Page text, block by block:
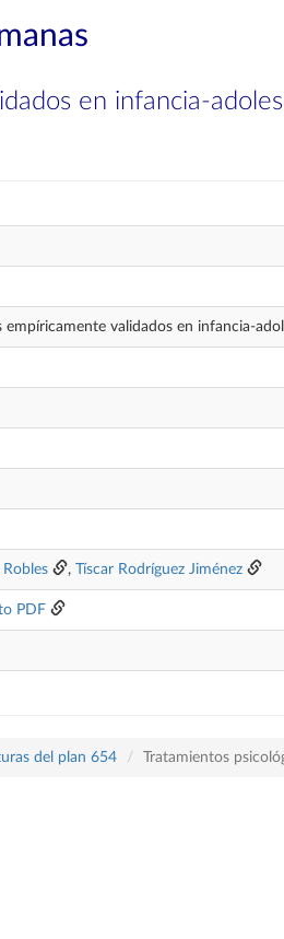
en infancia-
empíricamente validados en infancia-
, Tíscar Rodríguez Jiménez
PDF
del plan 654 Tratamientos